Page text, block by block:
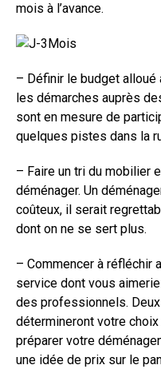
mois à l’avance.
– Définir le budget
les démarches auprès
sont en mesure de
quelques pistes dans la
– Faire un tri du mobilier
déménager. Un
coûteux, il serait
dont on ne se sert plus.
– Commencer à réfléchir
service dont vous
des professionnels.
détermineront votre
préparer votre
une idée de prix sur le